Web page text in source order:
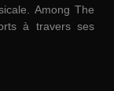
Among The
à travers ses